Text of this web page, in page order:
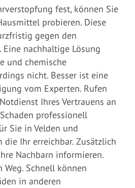
fest, können Sie
probieren. Diese
gegen den
nachhaltige Lösung
und chemische
nicht. Besser ist eine
vom Experten. Rufen
Ihres Vertrauens an
professionell
Sie in Velden und
die Ihr erreichbar. Zusätzlich
Nachbarn informieren.
Weg. Schnell können
in anderen